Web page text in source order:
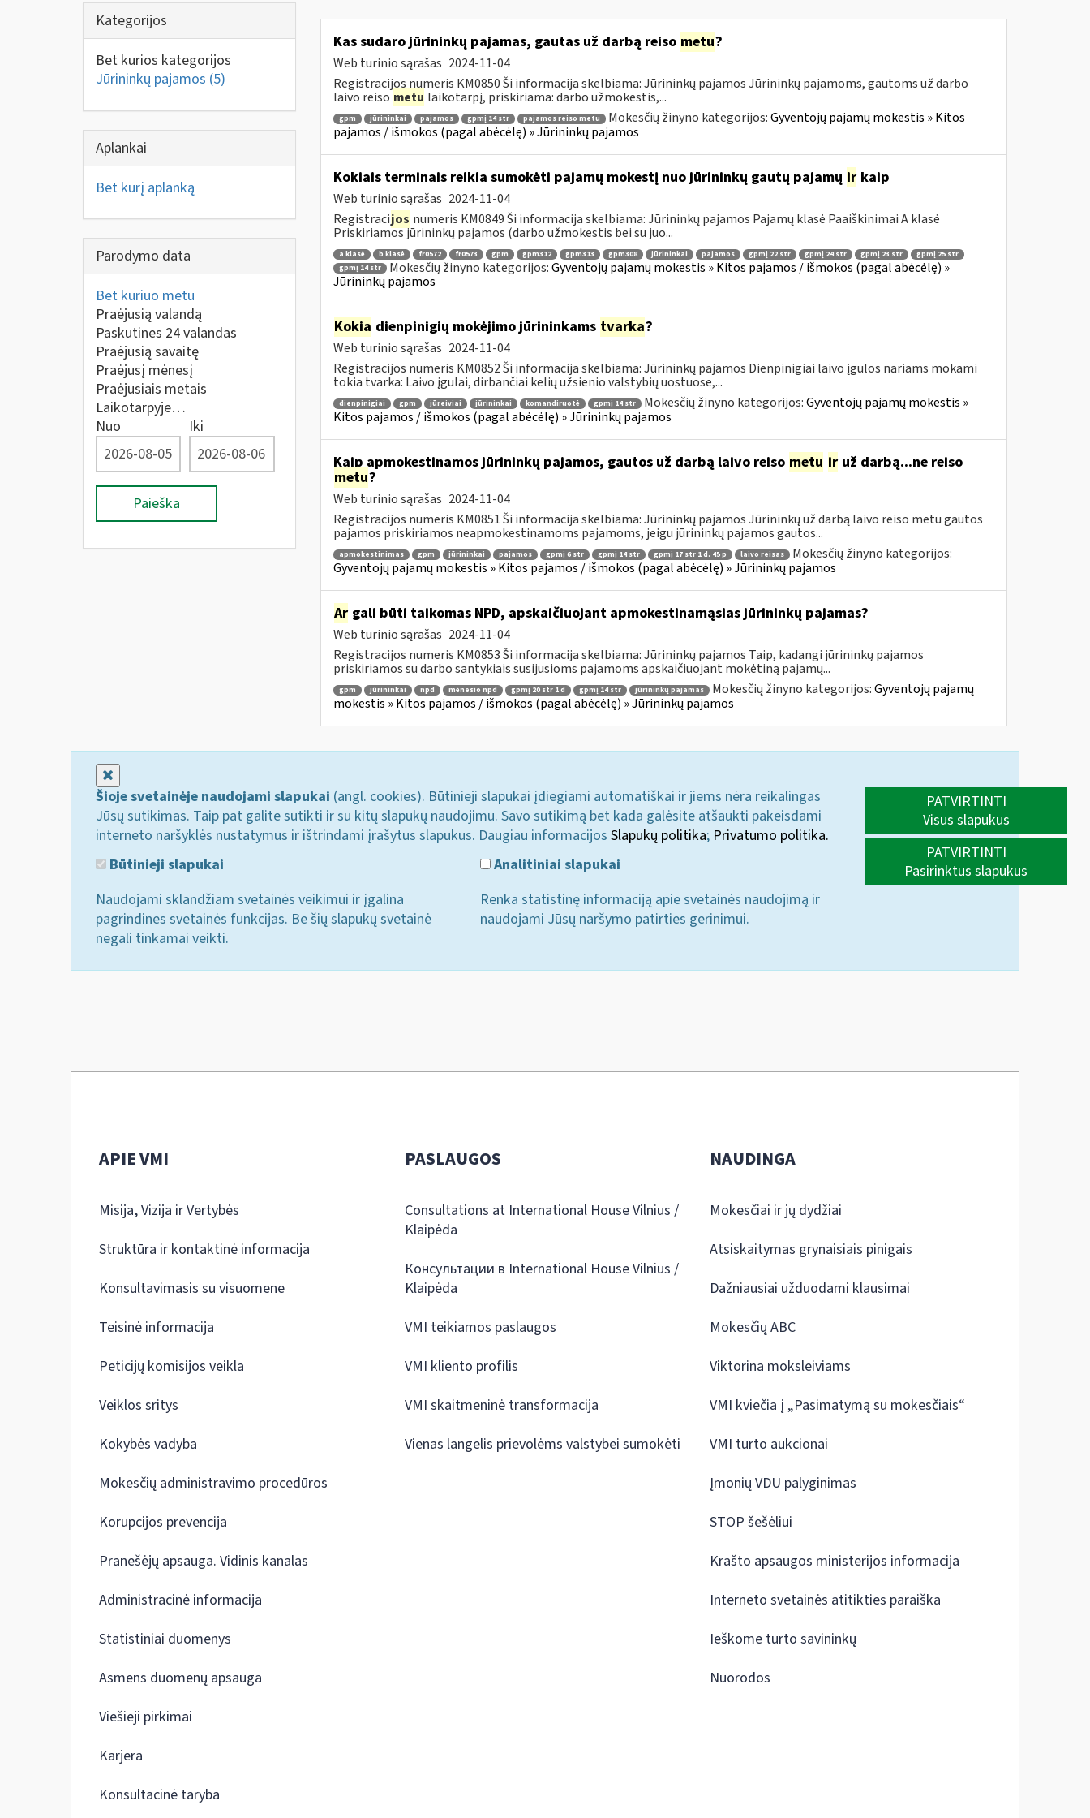
Kategorijos
Bet kurios kategorijos
Jūrininkų pajamos (5)
Aplankai
Bet kurį aplanką
Parodymo data
Bet kuriuo metu
Praėjusią valandą
Paskutines 24 valandas
Praėjusią savaitę
Praėjusį mėnesį
Praėjusiais metais
Laikotarpyje…
Nuo
Iki
Paieška
Kas sudaro jūrininkų pajamas, gautas už darbą reiso metu?
Web turinio sąrašas 2024-11-04
Registracijos numeris KM0850 Ši informacija skelbiama: Jūrininkų pajamos Jūrininkų pajamoms, gautoms už darbo
laivo reiso metu laikotarpį, priskiriama: darbo užmokestis,...
gpm jūrininkai pajamos gpmį 14 str pajamos reiso metu Mokesčių žinyno kategorijos:Gyventojų pajamų mokestis » Kitos
pajamos / išmokos (pagal abėcėlę) » Jūrininkų pajamos
Kokiais terminais reikia sumokėti pajamų mokestį nuo jūrininkų gautų pajamų irkaip
Web turinio sąrašas 2024-11-04
Registracijos numeris KM0849 Ši informacija skelbiama: Jūrininkų pajamos Pajamų klasė Paaiškinimai A klasė
Priskiriamos jūrininkų pajamos (darbo užmokestis bei su juo...
a klasė b klasė fr0572 fr0573 gpm gpm312 gpm313 gpm308 jūrininkai pajamos gpmį 22 str gpmį 24 str gpmį 23 str
gpmį 25 str
gpmį 14 str
Mokesčių žinyno kategorijos:Gyventojų pajamų mokestis » Kitos pajamos / išmokos (pagal abėcėlę) »
Jūrininkų pajamos
Kokia dienpinigių mokėjimo jūrininkams tvarka?
Web turinio sąrašas 2024-11-04
Registracijos numeris KM0852 Ši informacija skelbiama: Jūrininkų pajamos Dienpinigiai laivo įgulos nariams mokami
tokia tvarka: Laivo įgulai, dirbančiai kelių užsienio valstybių uostuose,...
dienpinigiai gpm jūreiviai jūrininkai komandiruotė gpmį 14 str Mokesčių žinyno kategorijos:Gyventojų pajamų mokestis »
Kitos pajamos / išmokos (pagal abėcėlę) » Jūrininkų pajamos
Kaip apmokestinamos jūrininkų pajamos, gautos už darbą laivo reiso metu iruž darbą...ne reiso
metu?
Web turinio sąrašas 2024-11-04
Registracijos numeris KM0851 Ši informacija skelbiama: Jūrininkų pajamos Jūrininkų už darbą laivo reiso metu gautos
pajamos priskiriamos neapmokestinamoms pajamoms, jeigu jūrininkų pajamos gautos...
apmokestinimas gpm jūrininkai pajamos gpmį 6 str gpmį 14 str gpmį 17 str 1 d. 45 p laivo reisas
Mokesčių žinyno kategorijos:
Gyventojų pajamų mokestis » Kitos pajamos / išmokos (pagal abėcėlę) » Jūrininkų pajamos
Argali būti taikomas NPD, apskaičiuojant apmokestinamąsias jūrininkų pajamas?
Web turinio sąrašas 2024-11-04
Registracijos numeris KM0853 Ši informacija skelbiama: Jūrininkų pajamos Taip, kadangi jūrininkų pajamos
priskiriamos su darbo santykiais susijusioms pajamoms apskaičiuojant mokėtiną pajamų...
gpm jūrininkai npd mėnesio npd gpmį 20 str 1 d gpmį 14 str jūrininkų pajamas Mokesčių žinyno kategorijos:Gyventojų pajamų
mokestis » Kitos pajamos / išmokos (pagal abėcėlę) » Jūrininkų pajamos
Šioje svetainėje naudojami slapukai (angl. cookies). Būtinieji slapukai įdiegiami automatiškai ir jiems nėra reikalingas
Jūsų sutikimas. Taip pat galite sutikti ir su kitų slapukų naudojimu. Savo sutikimą bet kada galėsite atšaukti pakeisdami
interneto naršyklės nustatymus ir ištrindami įrašytus slapukus. Daugiau informacijos Slapukų politika; Privatumo politika.
Būtinieji slapukai
Naudojami sklandžiam svetainės veikimui ir įgalina
pagrindines svetainės funkcijas. Be šių slapukų svetainė
negali tinkamai veikti.
Analitiniai slapukai
Renka statistinę informaciją apie svetainės naudojimą ir
naudojami Jūsų naršymo patirties gerinimui.
PATVIRTINTI
Visus slapukus
PATVIRTINTI
Pasirinktus slapukus
APIE VMI
Misija, Vizija ir Vertybės
Struktūra ir kontaktinė informacija
Konsultavimasis su visuomene
Teisinė informacija
Peticijų komisijos veikla
Veiklos sritys
Kokybės vadyba
Mokesčių administravimo procedūros
Korupcijos prevencija
Pranešėjų apsauga. Vidinis kanalas
Administracinė informacija
Statistiniai duomenys
Asmens duomenų apsauga
Viešieji pirkimai
Karjera
Konsultacinė taryba
PASLAUGOS
Consultations at International House Vilnius /
Klaipėda
Консультации в International House Vilnius /
Klaipėda
VMI teikiamos paslaugos
VMI kliento profilis
VMI skaitmeninė transformacija
Vienas langelis prievolėms valstybei sumokėti
NAUDINGA
Mokesčiai ir jų dydžiai
Atsiskaitymas grynaisiais pinigais
Dažniausiai užduodami klausimai
Mokesčių ABC
Viktorina moksleiviams
VMI kviečia į „Pasimatymą su mokesčiais“
VMI turto aukcionai
Įmonių VDU palyginimas
STOP šešėliui
Krašto apsaugos ministerijos informacija
Interneto svetainės atitikties paraiška
Ieškome turto savininkų
Nuorodos